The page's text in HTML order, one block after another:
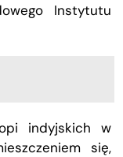
Instytutu
indyjskich w
się,